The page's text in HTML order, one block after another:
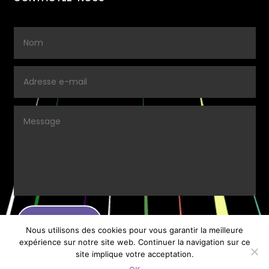
Nous utilisons des cookies pour vous garantir la meilleure
expérience sur notre site web. Continuer la navigation sur ce
site implique votre acceptation.